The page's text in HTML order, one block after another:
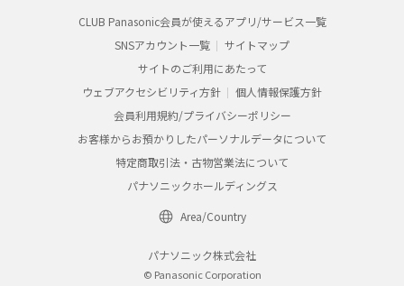
CLUB Panasonic会員が使えるアプリ/サービス一覧
SNSアカウント一覧
サイトマップ
サイトのご利用にあたって
ウェブアクセシビリティ方針
個人情報保護方針
会員利用規約/プライバシーポリシー
お客様からお預かりしたパーソナルデータについて
特定商取引法・古物営業法について
パナソニックホールディングス
Area/Country
パナソニック株式会社
© Panasonic Corporation